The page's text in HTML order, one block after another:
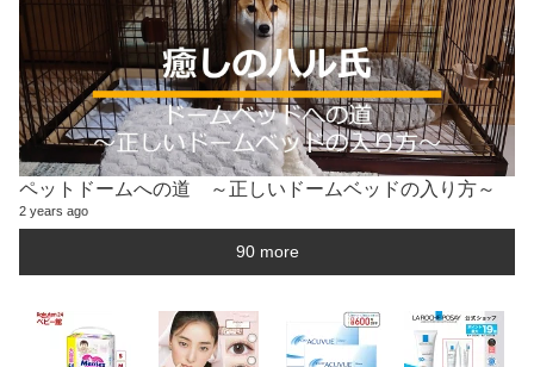
ペットドームへの道 ～正しいドームベッドの入り方～
2 years ago
90 more